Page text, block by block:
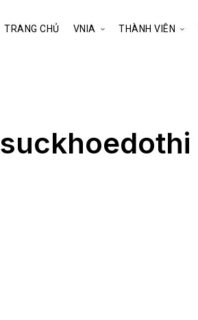
TRANG CHỦ VNIA THÀNH VIÊN
suckhoedothi